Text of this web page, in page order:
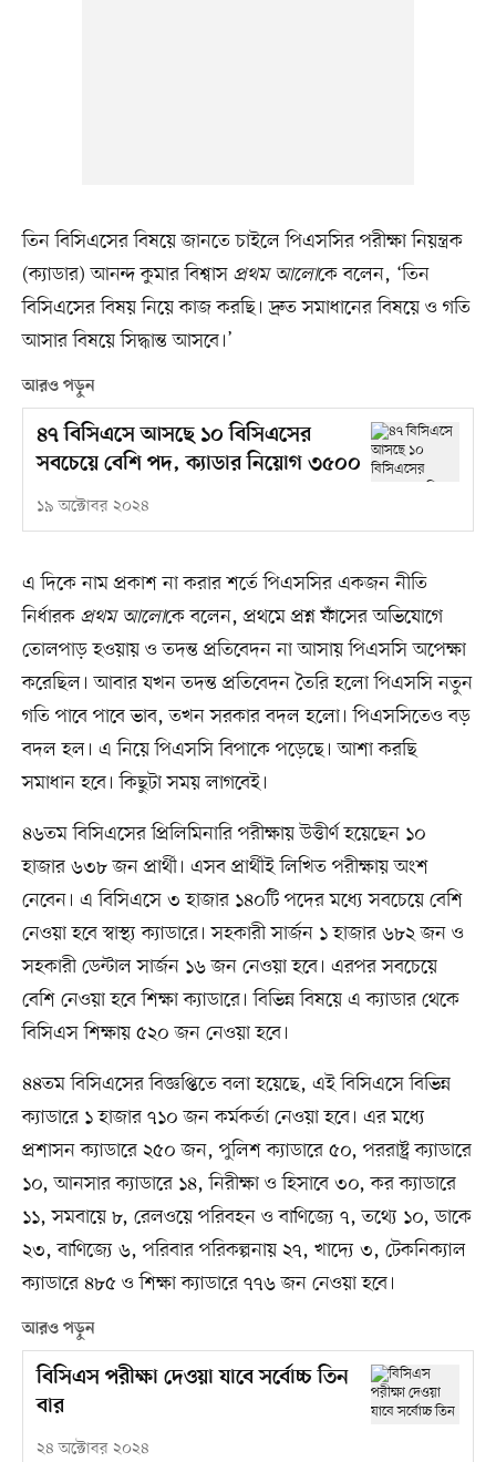
তিন বিসিএসের বিষয়ে জানতে চাইলে পিএসসির পরীক্ষা নিয়ন্ত্রক
(ক্যাডার) আনন্দ কুমার বিশ্বাস প্রথম আলোকে বলেন, ‘তিন
বিসিএসের বিষয় নিয়ে কাজ করছি। দ্রুত সমাধানের বিষয়ে ও গতি
আসার বিষয়ে সিদ্ধান্ত আসবে।’
আরও পড়ুন
৪৭ বিসিএসে আসছে ১০ বিসিএসের
সবচেয়ে বেশি পদ, ক্যাডার নিয়োগ ৩৫০০
১৯ অক্টোবর ২০২৪
এ দিকে নাম প্রকাশ না করার শর্তে পিএসসির একজন নীতি
নির্ধারক প্রথম আলোকে বলেন, প্রথমে প্রশ্ন ফাঁসের অভিযোগে
তোলপাড় হওয়ায় ও তদন্ত প্রতিবেদন না আসায় পিএসসি অপেক্ষা
করেছিল। আবার যখন তদন্ত প্রতিবেদন তৈরি হলো পিএসসি নতুন
গতি পাবে পাবে ভাব, তখন সরকার বদল হলো। পিএসসিতেও বড়
বদল হল। এ নিয়ে পিএসসি বিপাকে পড়েছে। আশা করছি
সমাধান হবে। কিছুটা সময় লাগবেই।
৪৬তম বিসিএসের প্রিলিমিনারি পরীক্ষায় উত্তীর্ণ হয়েছেন ১০
হাজার ৬৩৮ জন প্রার্থী। এসব প্রার্থীই লিখিত পরীক্ষায় অংশ
নেবেন। এ বিসিএসে ৩ হাজার ১৪০টি পদের মধ্যে সবচেয়ে বেশি
নেওয়া হবে স্বাস্থ্য ক্যাডারে। সহকারী সার্জন ১ হাজার ৬৮২ জন ও
সহকারী ডেন্টাল সার্জন ১৬ জন নেওয়া হবে। এরপর সবচেয়ে
বেশি নেওয়া হবে শিক্ষা ক্যাডারে। বিভিন্ন বিষয়ে এ ক্যাডার থেকে
বিসিএস শিক্ষায় ৫২০ জন নেওয়া হবে।
৪৪তম বিসিএসের বিজ্ঞপ্তিতে বলা হয়েছে, এই বিসিএসে বিভিন্ন
ক্যাডারে ১ হাজার ৭১০ জন কর্মকর্তা নেওয়া হবে। এর মধ্যে
প্রশাসন ক্যাডারে ২৫০ জন, পুলিশ ক্যাডারে ৫০, পররাষ্ট্র ক্যাডারে
১০, আনসার ক্যাডারে ১৪, নিরীক্ষা ও হিসাবে ৩০, কর ক্যাডারে
১১, সমবায়ে ৮, রেলওয়ে পরিবহন ও বাণিজ্যে ৭, তথ্যে ১০, ডাকে
২৩, বাণিজ্যে ৬, পরিবার পরিকল্পনায় ২৭, খাদ্যে ৩, টেকনিক্যাল
ক্যাডারে ৪৮৫ ও শিক্ষা ক্যাডারে ৭৭৬ জন নেওয়া হবে।
আরও পড়ুন
বিসিএস পরীক্ষা দেওয়া যাবে সর্বোচ্চ তিন
বার
২৪ অক্টোবর ২০২৪